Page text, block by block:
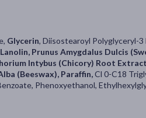
Glycerin, Diisostearoyl Polyglyceryl-3
Prunus Amygdalus Dulcis
Intybus (Chicory) Root
(Beeswax), Paraffin,Cl 0-C18
Phenoxyethanol,